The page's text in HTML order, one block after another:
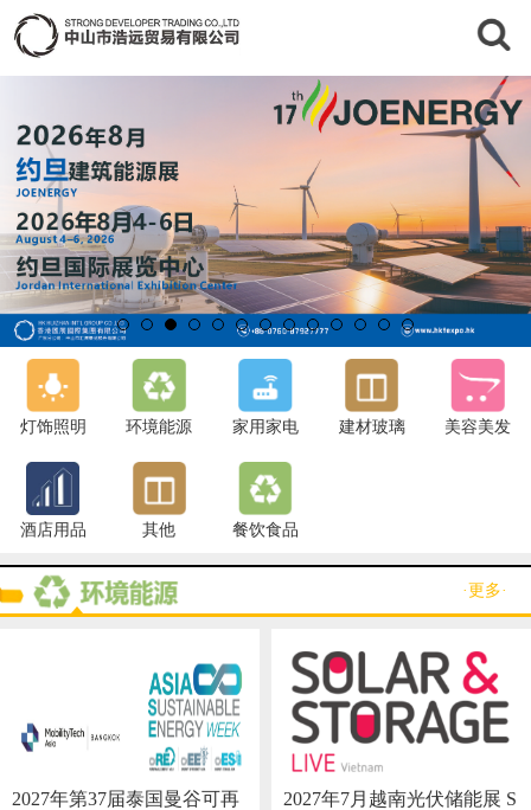
灯饰照明 环境能源 家用家电 建材玻璃 美容美发
酒店用品 其他 餐饮食品
·更多·
2027年第37届泰国曼谷可再
2027年7月越南光伏储能展 S